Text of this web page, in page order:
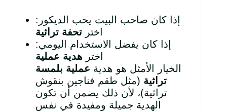
إذا كان صاحب البيت يحب الديكور:
اختر تحفة تراثية
إذا كان يفضل الاستخدام اليومي:
اختر هدية عملية
الخيار الأمثل هو هدية عملية بلمسة
تراثية (مثل طقم فناجين بنقوش
تراثية)، لأن ذلك يضمن أن تكون
الهدية جميلة ومفيدة في نفس